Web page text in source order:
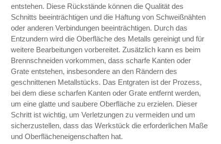
entstehen. Diese Rückstände können die Qualität des
Schnitts beeinträchtigen und die Haftung von Schweißnähten
oder anderen Verbindungen beeinträchtigen. Durch das
Entzundern wird die Oberfläche des Metalls gereinigt und für
weitere Bearbeitungen vorbereitet. Zusätzlich kann es beim
Brennschneiden vorkommen, dass scharfe Kanten oder
Grate entstehen, insbesondere an den Rändern des
geschnittenen Metallstücks. Das Entgraten ist der Prozess,
bei dem diese scharfen Kanten oder Grate entfernt werden,
um eine glatte und saubere Oberfläche zu erzielen. Dieser
Schritt ist wichtig, um Verletzungen zu vermeiden und um
sicherzustellen, dass das Werkstück die erforderlichen Maße
und Oberflächeneigenschaften hat.